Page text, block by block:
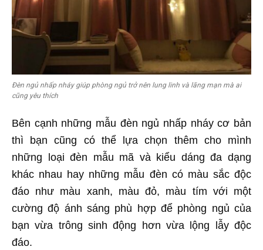
Đèn ngủ nhấp nháy giúp phòng ngủ trở nên lung linh và lãng mạn mà ai
cũng yêu thích
Bên cạnh những mẫu đèn ngủ nhấp nháy cơ bản
thì bạn cũng có thể lựa chọn thêm cho mình
những loại đèn mẫu mã và kiểu dáng đa dạng
khác nhau hay những mẫu đèn có màu sắc độc
đáo như màu xanh, màu đỏ, màu tím với một
cường độ ánh sáng phù hợp để phòng ngủ của
bạn vừa trông sinh động hơn vừa lộng lẫy độc
đáo.